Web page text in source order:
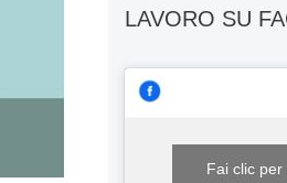
LAVORO SU
Fai clic